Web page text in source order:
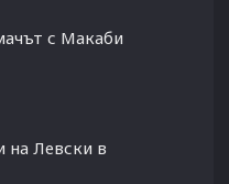
с Макаби
на Левски в